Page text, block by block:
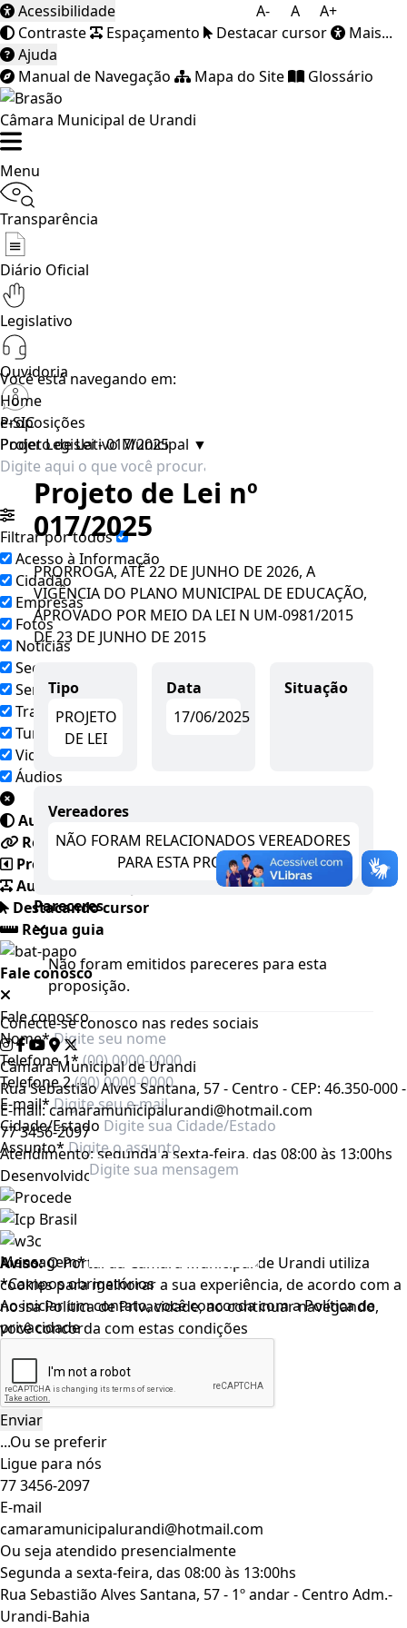
A- A A+
Acessibilidade
Contraste
Espaçamento Destacar cursor
Mais...
Ajuda
Manual de Navegação
Mapa do Site Glossário
Câmara Municipal de Urandi
Menu
Transparência
Diário Oficial
Legislativo
Ouvidoria
e-SIC
Poder Legislativo Municipal ▼
Filtrar por todos
Acesso à Informação
Cidadão
Empresas
Fotos
Notícias
Secretarias
Servidor
Transparência
Turistas
Videos
Áudios
Auto contraste
Realçar links
Preto e branco
Aumentar espaçamento
Destacando cursor
Regua guia
Fale conosco
Fale conosco
Nome*
Telefone 1*
Telefone 2
E-mail*
Cidade/Estado
Assunto*
Mensagem*
*Campos obrigatórios
Ao iniciar um contato, você concorda com aPolítica de
privacidade
...Ou se preferir
Ligue para nós
77 3456-2097
E-mail
camaramunicipalurandi@hotmail.com
Ou seja atendido presencialmente
Segunda a sexta-feira, das 08:00 às 13:00hs
Rua Sebastião Alves Santana, 57 - 1º andar - Centro Adm.-
Urandi-Bahia
Você está navegando em:
Home
Proposições
Projeto de Lei - 017/2025
Projeto de Lei nº
017/2025
PRORROGA, ATÉ 22 DE JUNHO DE 2026, A
VIGÊNCIA DO PLANO MUNICIPAL DE EDUCAÇÃO,
APROVADO POR MEIO DA LEI N UM-0981/2015
DE 23 DE JUNHO DE 2015
Tipo
PROJETO
DE LEI
Data
17/06/2025
Situação
Vereadores
NÃO FORAM RELACIONADOS VEREADORES
PARA ESTA PROPOSIÇÃO.
Pareceres
Não foram emitidos pareceres para esta
proposição.
Conecte-se conosco nas redes sociais
Câmara Municipal de Urandi
Rua Sebastião Alves Santana, 57 - Centro - CEP: 46.350-000 -
E-mail: camaramunicipalurandi@hotmail.com
77 3456-2097
Atendimento: segunda a sexta-feira, das 08:00 às 13:00hs
Desenvolvido por
Aviso:O Portal da Câmara Municipal de Urandi utiliza
cookies para melhorar a sua experiência, de acordo com a
nossa Política de Privacidade, ao continuar navegando,
você concorda com estas condições
X